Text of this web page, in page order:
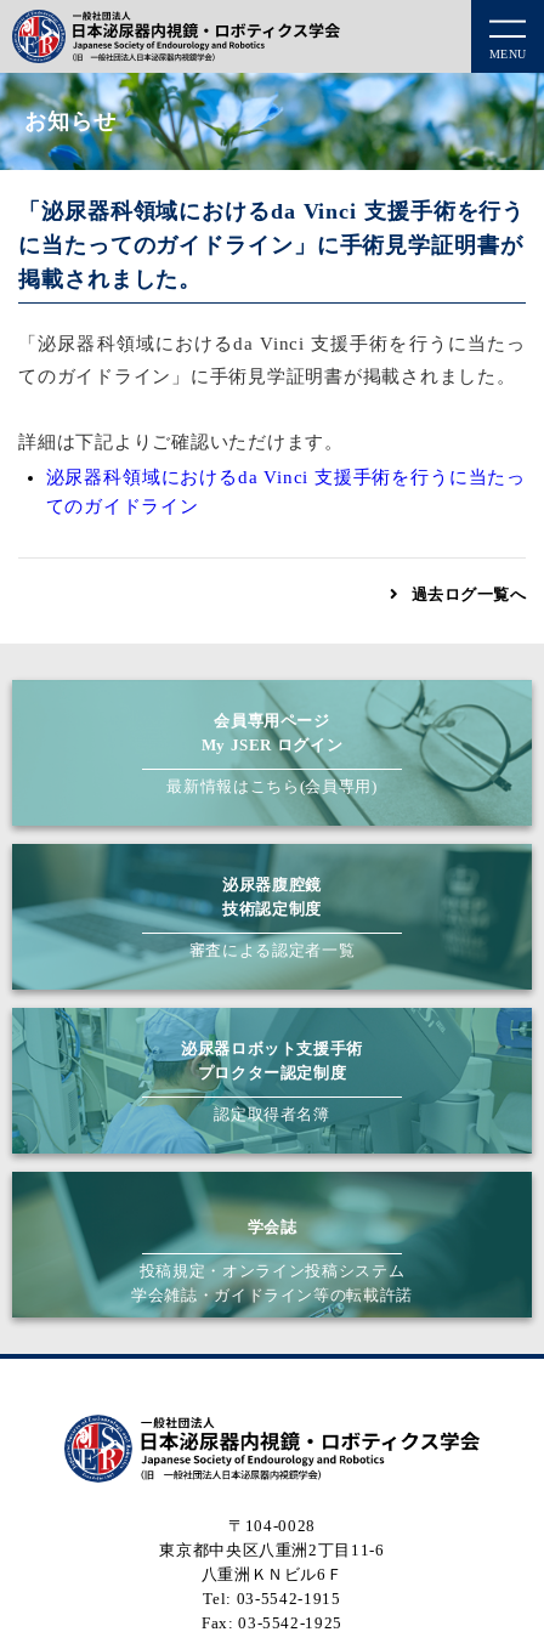
MENU
お知らせ
「泌尿器科領域におけるda Vinci 支援手術を行う
に当たってのガイドライン」に手術見学証明書が
掲載されました。
「泌尿器科領域におけるda Vinci 支援手術を行うに当たっ
てのガイドライン」に手術見学証明書が掲載されました。
詳細は下記よりご確認いただけます。
泌尿器科領域におけるda Vinci 支援手術を行うに当たっ
てのガイドライン
過去ログ一覧へ
会員専用ページ
My JSER ログイン
最新情報はこちら(会員専用)
泌尿器腹腔鏡
技術認定制度
審査による認定者一覧
泌尿器ロボット支援手術
プロクター認定制度
認定取得者名簿
学会誌
投稿規定・オンライン投稿システム
学会雑誌・ガイドライン等の転載許諾
〒104-0028
東京都中央区八重洲2丁目11-6
八重洲ＫＮビル6Ｆ
Tel: 03-5542-1915
Fax: 03-5542-1925